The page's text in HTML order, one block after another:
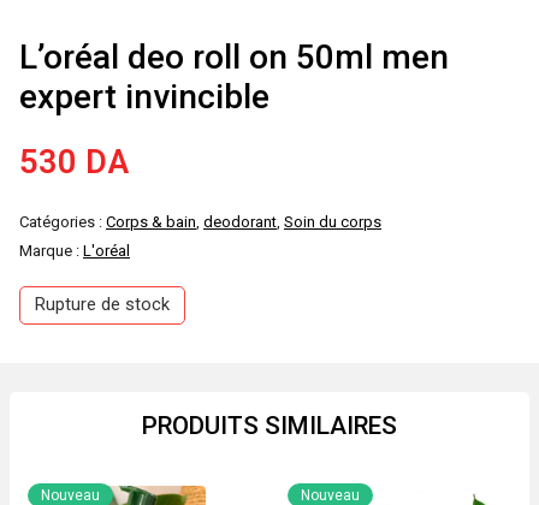
L’oréal deo roll on 50ml men
expert invincible
530 DA
Catégories : Corps & bain, deodorant, Soin du corps
Marque : L'oréal
Rupture de stock
PRODUITS SIMILAIRES
Nouveau Nouveau